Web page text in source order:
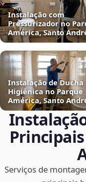
Instalação com
Pressurizador no
América, Santo
Instalação de Ducha
Higiênica no Parque
América, Santo
Serviços de